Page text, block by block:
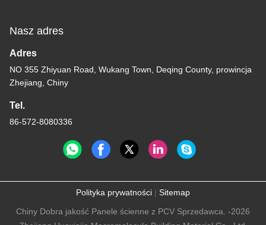
Nasz adres
Adres
NO 355 Zhiyuan Road, Wukang Town, Deqing County, prowincja
Zhejiang, Chiny
Tel.
86-572-8080336
Polityka prywatności | Sitemap
Chiny Dobra jakość Panele ścienne z PCV Sprzedawca. -2026